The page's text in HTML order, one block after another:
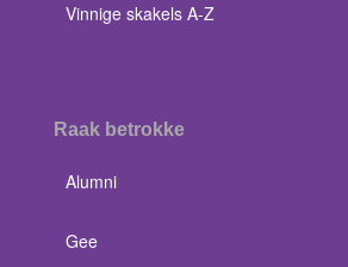
Vinnige skakels A-Z
Raak betrokke
Alumni
Gee